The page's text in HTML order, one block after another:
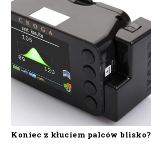
Koniec z kłuciem palców blisko?